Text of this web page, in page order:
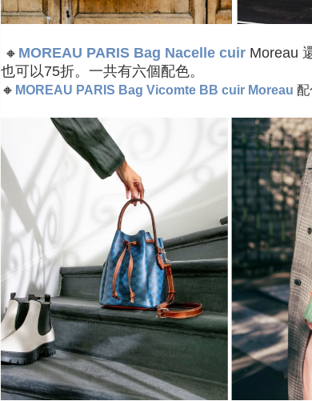
🔸 MOREAU PARIS Bag Nacelle cuir Moreau
也可以75折。一共有六個配色。
🔸 MOREAU PARIS Bag Vicomte BB cuir Moreau